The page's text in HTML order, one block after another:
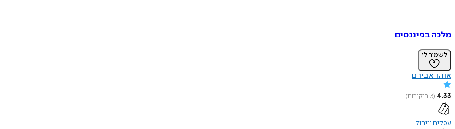
מלכה בפיננסים
לשמור לי
אוהד אבירם
4.33
(
3ביקורות)
עסקים וניהול